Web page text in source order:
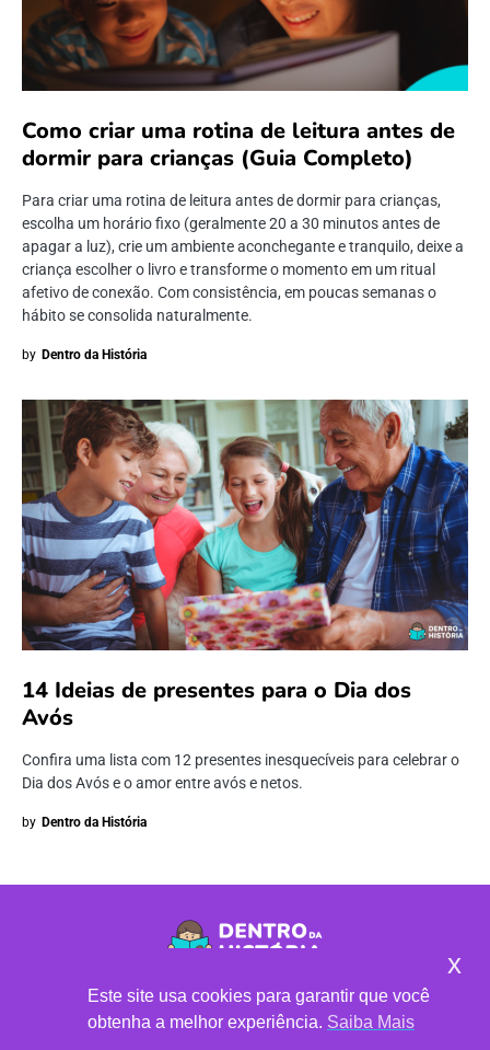
Como criar uma rotina de leitura antes de
dormir para crianças (Guia Completo)
Para criar uma rotina de leitura antes de dormir para crianças,
escolha um horário fixo (geralmente 20 a 30 minutos antes de
apagar a luz), crie um ambiente aconchegante e tranquilo, deixe a
criança escolher o livro e transforme o momento em um ritual
afetivo de conexão. Com consistência, em poucas semanas o
hábito se consolida naturalmente.
by Dentro da História
14 Ideias de presentes para o Dia dos
Avós
Confira uma lista com 12 presentes inesquecíveis para celebrar o
Dia dos Avós e o amor entre avós e netos.
by Dentro da História
CLUBE DE LEITURA •LOJA DE LIVROS
© 2021 | Todos os direitos reservados
Este site usa cookies para garantir que você
obtenha a melhor experiência. Saiba Mais
x